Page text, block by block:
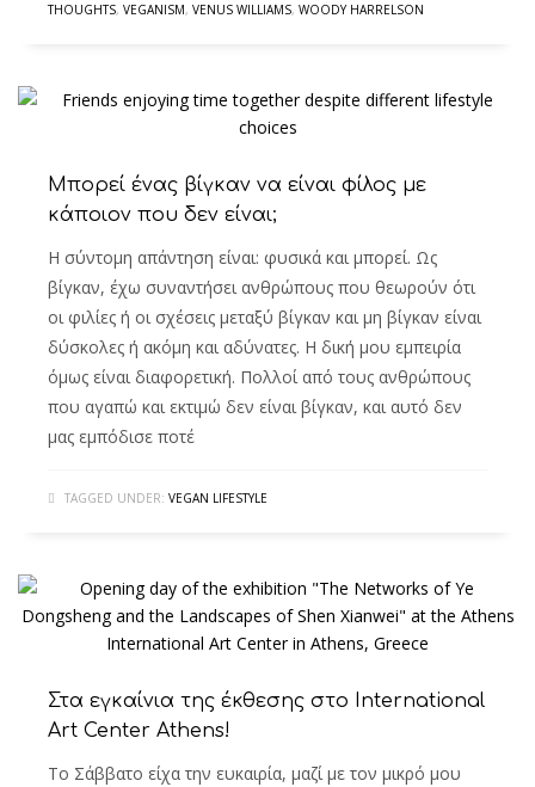
THOUGHTS, VEGANISM, VENUS WILLIAMS, WOODY HARRELSON
Μπορεί ένας βίγκαν να είναι φίλος με
κάποιον που δεν είναι;
Η σύντομη απάντηση είναι: φυσικά και μπορεί. Ως
βίγκαν, έχω συναντήσει ανθρώπους που θεωρούν ότι
οι φιλίες ή οι σχέσεις μεταξύ βίγκαν και μη βίγκαν είναι
δύσκολες ή ακόμη και αδύνατες. Η δική μου εμπειρία
όμως είναι διαφορετική. Πολλοί από τους ανθρώπους
που αγαπώ και εκτιμώ δεν είναι βίγκαν, και αυτό δεν
μας εμπόδισε ποτέ
TAGGED UNDER: VEGAN LIFESTYLE
Στα εγκαίνια της έκθεσης στο International
Art Center Athens!
Το Σάββατο είχα την ευκαιρία, μαζί με τον μικρό μου